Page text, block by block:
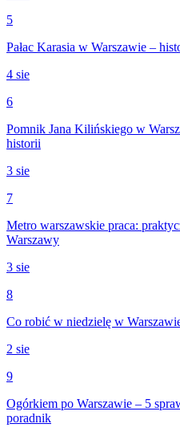
5
Pałac Karasia w Warszawie –
4 sie
6
Pomnik Jana Kilińskiego w
historii
3 sie
7
Metro warszawskie praca:
Warszawy
3 sie
8
Co robić w niedzielę w
2 sie
9
Ogórkiem po Warszawie – 5
poradnik